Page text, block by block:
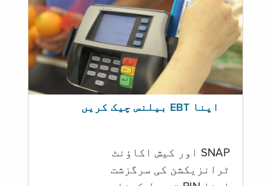
اپنا EBT بیلنس چیک کریں
SNAP اور کیش اکاؤنٹ
ٹرانزیکشن کی سرگزشت